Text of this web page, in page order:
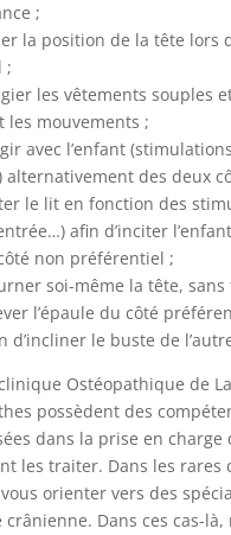
;
la position de la tête lors
;
les vêtements souples
les mouvements ;
avec l’enfant
alternativement des deux
le lit en fonction des
afin d’inciter
non préférentiel ;
soi-même la tête, sans
l’épaule du côté
d’incliner le buste de
Ostéopathique de
possèdent des
dans la prise en charge
les traiter. Dans les rares
orienter vers des
crânienne. Dans ces cas-là,